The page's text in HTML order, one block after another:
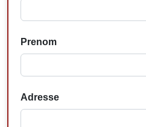
Prenom
Adresse